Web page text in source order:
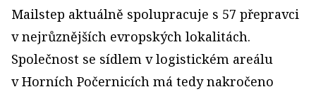
Mailstep aktuálně spolupracuje s 57 přepravci
v nejrůznějších evropských lokalitách.
Společnost se sídlem v logistickém areálu
v Horních Počernicích má tedy nakročeno